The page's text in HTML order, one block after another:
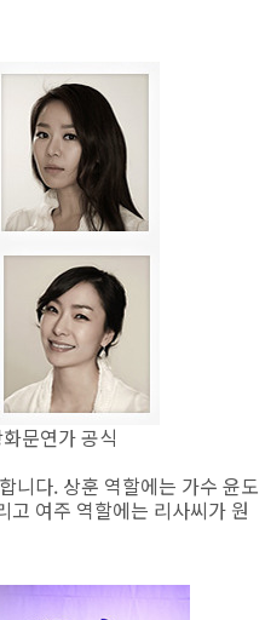
연가 공식
니다. 상훈 역할에는 가수 윤도
고 여주 역할에는 리사씨가 원